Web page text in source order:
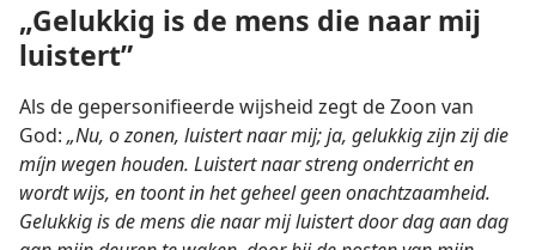
„Gelukkig is de mens die naar mij
luistert”
Als de gepersonifieerde wijsheid zegt de Zoon van
God: „Nu, o zonen, luistert naar mij; ja, gelukkig zijn zij die
míjn wegen houden. Luistert naar streng onderricht en
wordt wijs, en toont in het geheel geen onachtzaamheid.
Gelukkig is de mens die naar mij luistert door dag aan dag